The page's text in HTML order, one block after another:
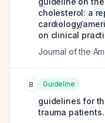
cholesterol: a
cardiology/
on clinical
Journal of the
8 Guideline
guidelines for
trauma patients.